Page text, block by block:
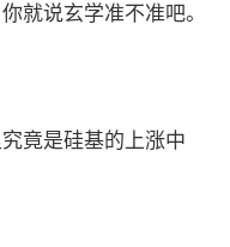
就说玄学准不准吧。
竟是硅基的上涨中